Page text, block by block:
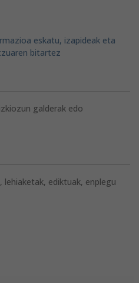
eskatu, izapideak eta
bitartez
galderak edo
lehiaketak, ediktuak, enplegu